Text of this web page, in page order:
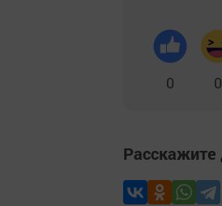
0 0
Расскажите